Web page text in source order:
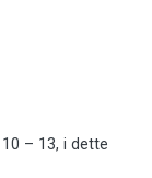
– 13, i dette